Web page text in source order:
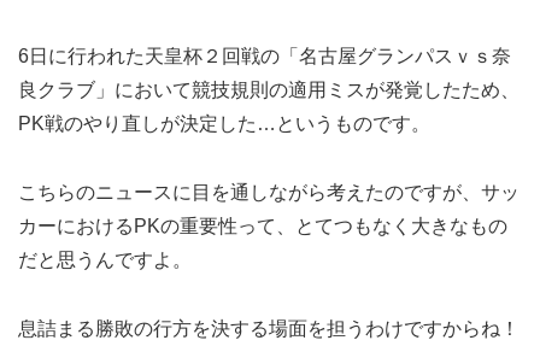
6日に行われた天皇杯２回戦の「名古屋グランパスｖｓ奈
良クラブ」において競技規則の適用ミスが発覚したため、
PK戦のやり直しが決定した…というものです。
こちらのニュースに目を通しながら考えたのですが、サッ
カーにおけるPKの重要性って、とてつもなく大きなもの
だと思うんですよ。
息詰まる勝敗の行方を決する場面を担うわけですからね！